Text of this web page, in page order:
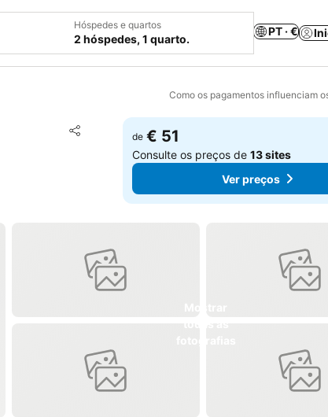
Hóspedes e quartos
2 hóspedes, 1 quarto.
PT · €
Como os pagamentos influenciam
Partilhar
Adicionar aos favoritos
de € 51
Consulte os preços de13 sites
Ver preços